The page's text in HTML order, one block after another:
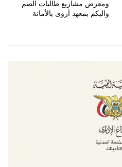
ومعرض مشاريع طالبات الصم
والبكم بمعهد أروى بالأمانة